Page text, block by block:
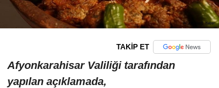
TAKİP ET
Afyonkarahisar Valiliği tarafından
yapılan açıklamada,